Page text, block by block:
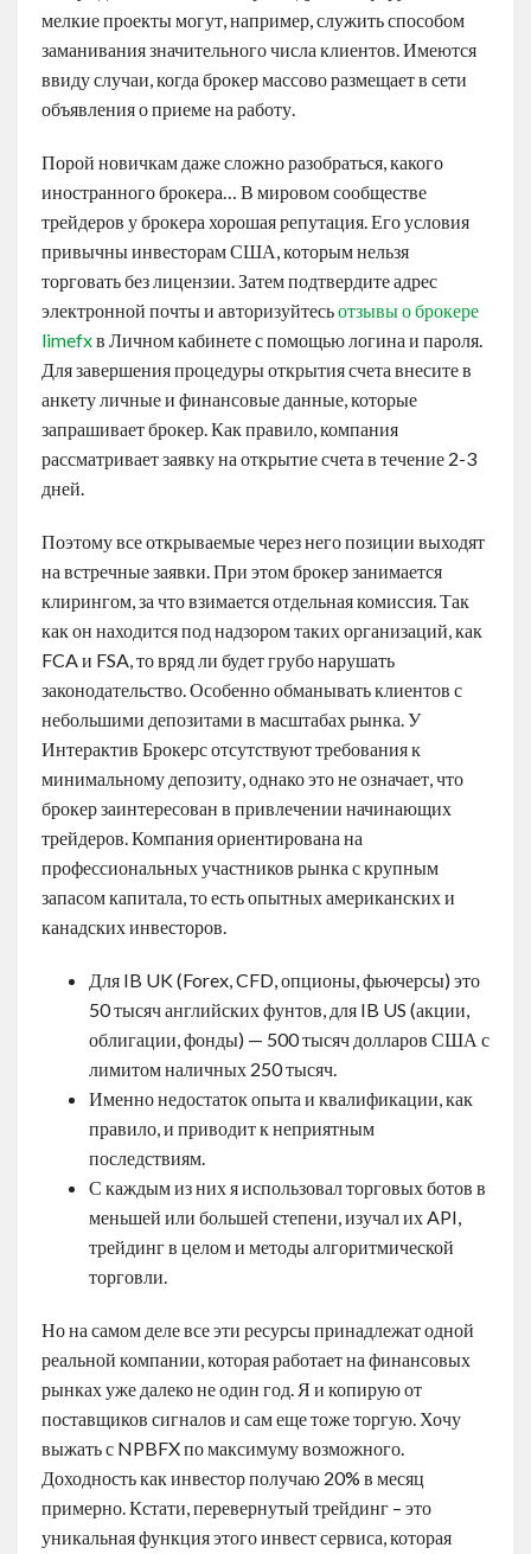
мелкие проекты могут, например, служить способом
заманивания значительного числа клиентов. Имеются
ввиду случаи, когда брокер массово размещает в сети
объявления о приеме на работу.
Порой новичкам даже сложно разобраться, какого
иностранного брокера… В мировом сообществе
трейдеров у брокера хорошая репутация. Его условия
привычны инвесторам США, которым нельзя
торговать без лицензии. Затем подтвердите адрес
электронной почты и авторизуйтесьотзывы о брокере
limefxв Личном кабинете с помощью логина и пароля.
Для завершения процедуры открытия счета внесите в
анкету личные и финансовые данные, которые
запрашивает брокер. Как правило, компания
рассматривает заявку на открытие счета в течение 2-3
дней.
Поэтому все открываемые через него позиции выходят
на встречные заявки. При этом брокер занимается
клирингом, за что взимается отдельная комиссия. Так
как он находится под надзором таких организаций, как
FCA и FSA, то вряд ли будет грубо нарушать
законодательство. Особенно обманывать клиентов с
небольшими депозитами в масштабах рынка. У
Интерактив Брокерс отсутствуют требования к
минимальному депозиту, однако это не означает, что
брокер заинтересован в привлечении начинающих
трейдеров. Компания ориентирована на
профессиональных участников рынка с крупным
запасом капитала, то есть опытных американских и
канадских инвесторов.
Для IB UK (Forex, CFD, опционы, фьючерсы) это
50 тысяч английских фунтов, для IB US (акции,
облигации, фонды) — 500 тысяч долларов США с
лимитом наличных 250 тысяч.
Именно недостаток опыта и квалификации, как
правило, и приводит к неприятным
последствиям.
С каждым из них я использовал торговых ботов в
меньшей или большей степени, изучал их API,
трейдинг в целом и методы алгоритмической
торговли.
Но на самом деле все эти ресурсы принадлежат одной
реальной компании, которая работает на финансовых
рынках уже далеко не один год. Я и копирую от
поставщиков сигналов и сам еще тоже торгую. Хочу
выжать с NPBFX по максимуму возможного.
Доходность как инвестор получаю 20% в месяц
примерно. Кстати, перевернутый трейдинг – это
уникальная функция этого инвест сервиса, которая